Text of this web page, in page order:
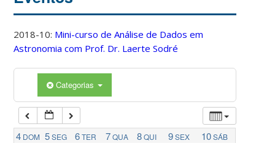
2018-10: Mini-curso de Análise de Dados em
Astronomia com Prof. Dr. Laerte Sodré
Categorias
4 DOM 5SEG 6TER 7QUA 8QUI 9SEX 10SÁB
7:00